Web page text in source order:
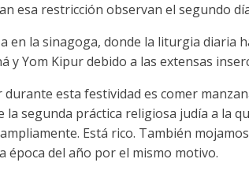
esa restricción observan el segundo
en la sinagoga, donde la liturgia diaria
y Yom Kipur debido a las extensas
esta festividad es comer
la segunda práctica religiosa judía a la
Está rico. También
época del año por el mismo motivo.